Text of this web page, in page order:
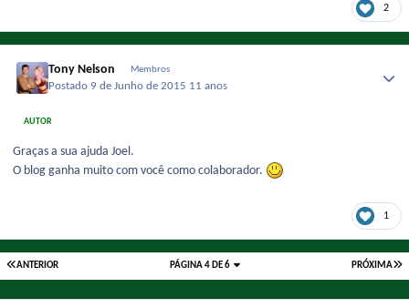
2
Tony Nelson Membros
Postado 9 de Junho de 2015 11 anos
AUTOR
Graças a sua ajuda Joel.
O blog ganha muito com você como colaborador.
1
ANTERIOR PRÓXIMA
PÁGINA 4 DE 6